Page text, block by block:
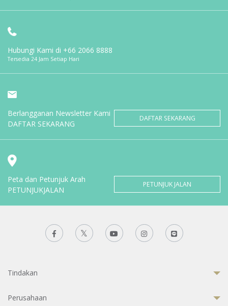
Hubungi Kami di +66 2066 8888
Tersedia 24 Jam Setiap Hari
Berlangganan Newsletter Kami
DAFTAR SEKARANG
DAFTAR SEKARANG
Peta dan Petunjuk Arah
PETUNJUKJALAN
PETUNJUK JALAN
Tindakan
Perusahaan